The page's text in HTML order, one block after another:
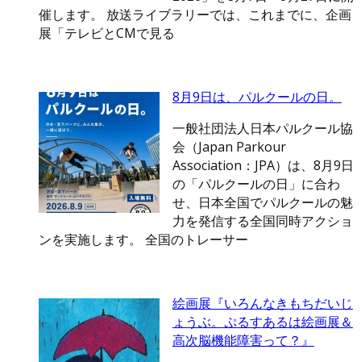
催します。 放送ライブラリーでは、これまでに、企画
展「テレビとCMで見る
8月9日は、パルクールの日。
一般社団法人日本パルクール協
会（Japan Parkour
Association：JPA）は、8月9日
の「パルクールの日」に合わ
せ、日本全国でパルクールの魅
力を発信する全国同時アクショ
ンを実施します。 全国のトレーサー
絵画展『いろんなきもちだいじ
ょうぶ。ぷるすあるは絵画展＆
高次脳機能障害って？』